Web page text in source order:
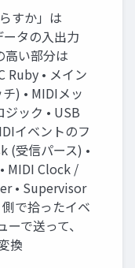
すか」は
タの入出力
高い部分は
Ruby • メイン
) • MIDIメッ
ック • USB
イベントのフ
(受信パース) •
MIDI Clock /
• Supervisor
で拾ったイベ
で送って、
換